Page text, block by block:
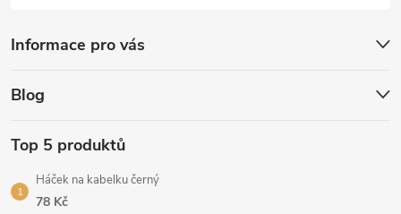
Informace pro vás
Blog
Top 5 produktů
Háček na kabelku černý
78 Kč